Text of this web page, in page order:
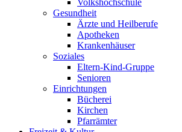
Volkshochschule
Gesundheit
Ärzte und Heilberufe
Apotheken
Krankenhäuser
Soziales
Eltern-Kind-Gruppe
Senioren
Einrichtungen
Bücherei
Kirchen
Pfarrämter